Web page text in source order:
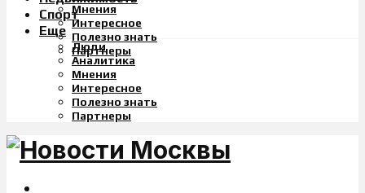
Мнения
Интересное
Полезно знать
Партнеры
Спорт
Еще
Люди
Аналитика
Мнения
Интересное
Полезно знать
Партнеры